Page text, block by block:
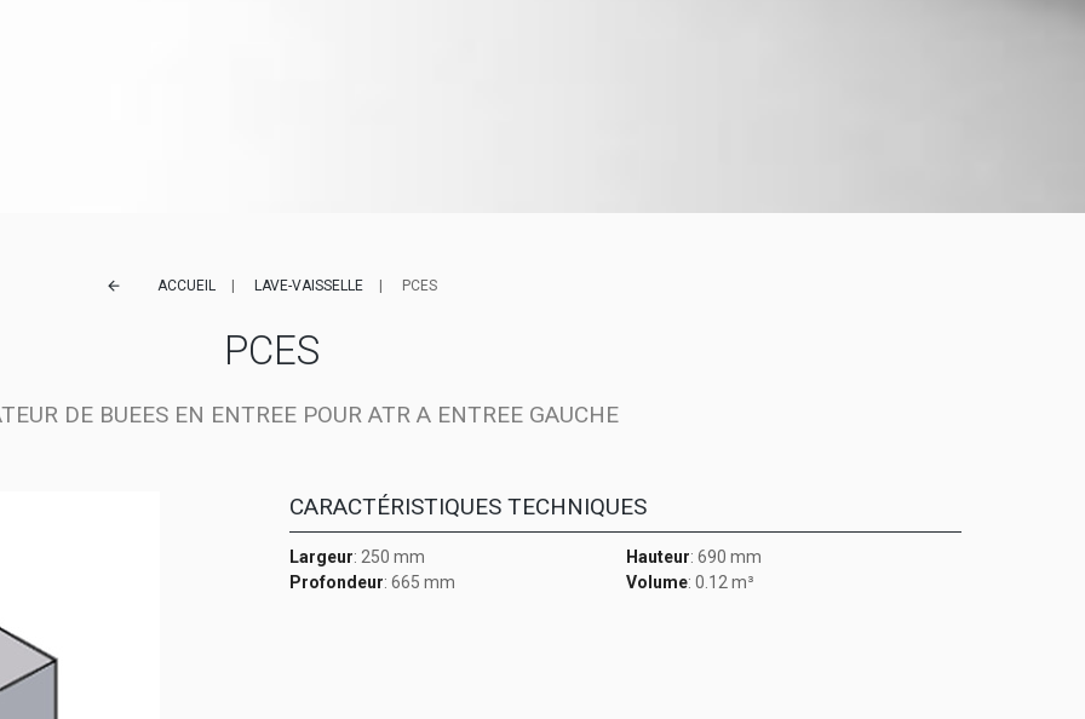
arrow_back ACCUEIL LAVE-VAISSELLE PCES
PCES
DE BUEES EN ENTREE POUR ATR A ENTREE GAUCHE
CARACTÉRISTIQUES TECHNIQUES
Largeur: 250 mm
Profondeur: 665 mm
Hauteur: 690 mm
Volume: 0.12 m³